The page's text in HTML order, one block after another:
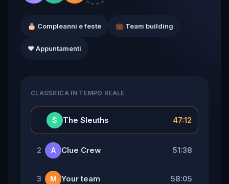
🎂 Compleanni e feste 💼 Team building
❤️ Appuntamenti
CLASSIFICA IN TEMPO REALE
S The Sleuths 47:12
2 A Clue Crew 51:38
3 M Your team 58:05